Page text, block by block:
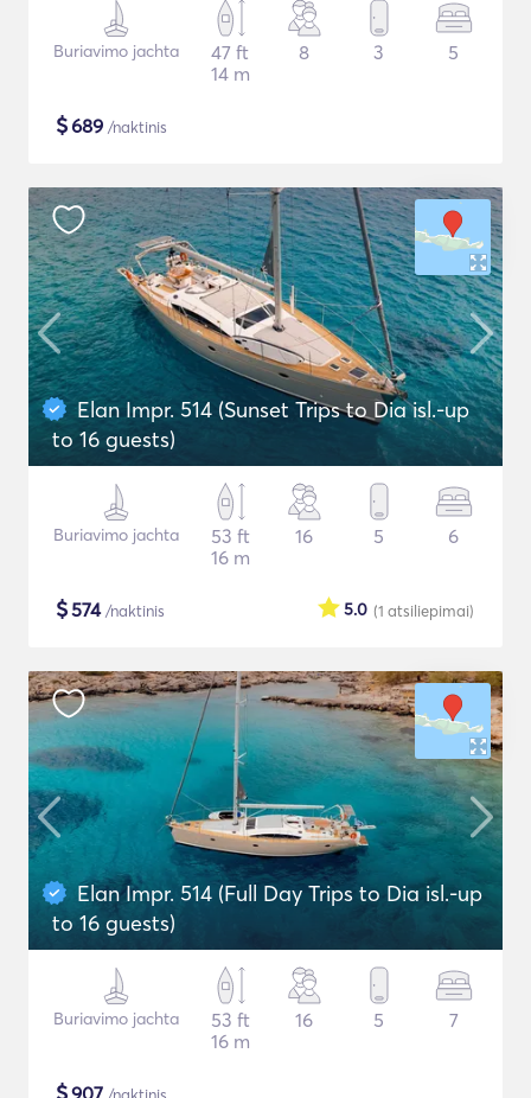
Buriavimo jachta
47 ft
14 m
8 3 5
$689 /naktinis
Elan Impr. 514 (Sunset Trips to Dia isl.-up
to 16 guests)
Buriavimo jachta
53 ft
16 m
16 5 6
$574/naktinis (1 atsiliepimai)
5.0
Elan Impr. 514 (Full Day Trips to Dia isl.-up
to 16 guests)
Buriavimo jachta
53 ft
16 m
16 5 7
907